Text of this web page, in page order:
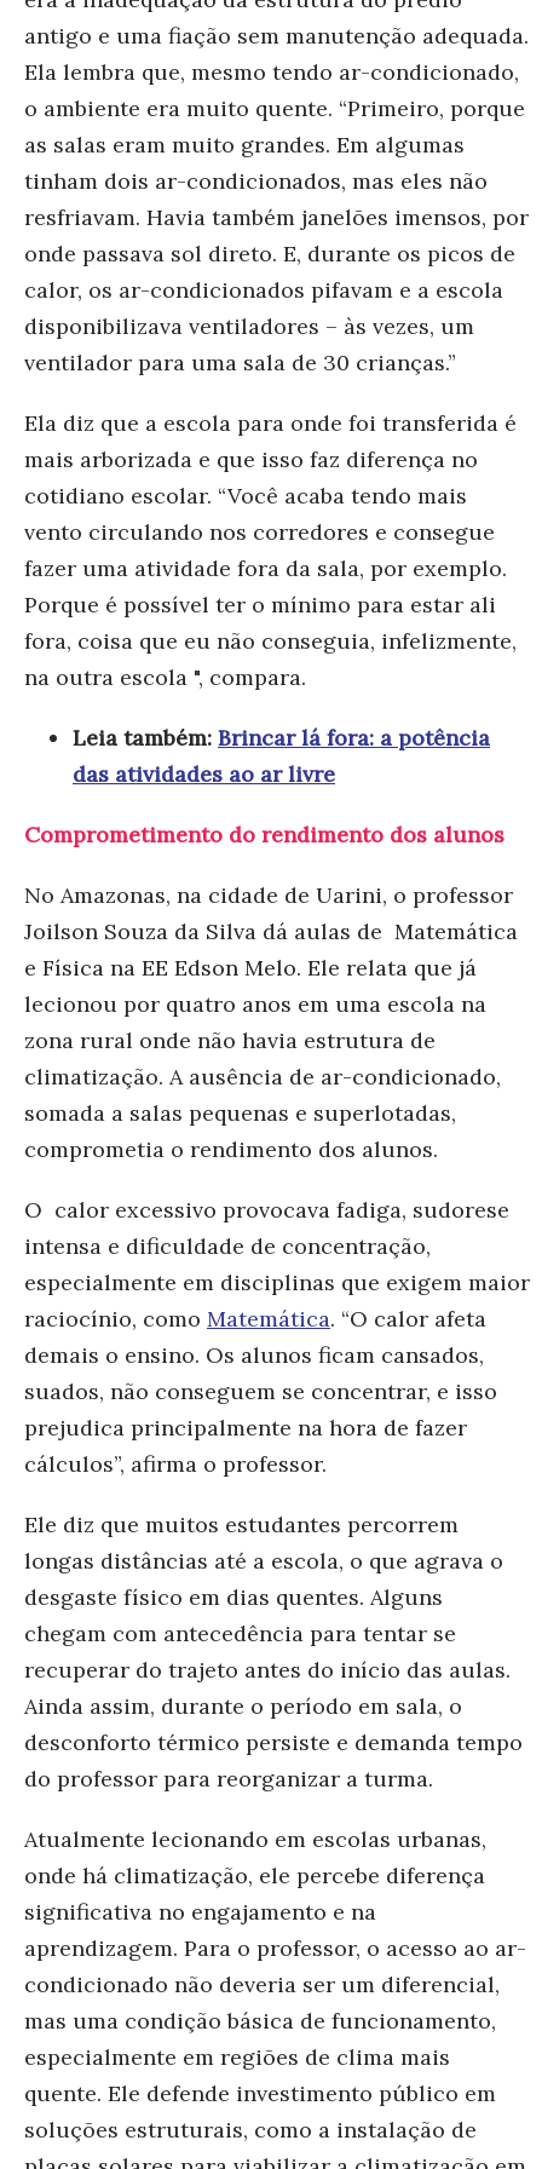
antigo e uma fiação sem manutenção adequada.
Ela lembra que, mesmo tendo ar-condicionado,
o ambiente era muito quente. “Primeiro, porque
as salas eram muito grandes. Em algumas
tinham dois ar-condicionados, mas eles não
resfriavam. Havia também janelões imensos, por
onde passava sol direto. E, durante os picos de
calor, os ar-condicionados pifavam e a escola
disponibilizava ventiladores – às vezes, um
ventilador para uma sala de 30 crianças.”
Ela diz que a escola para onde foi transferida é
mais arborizada e que isso faz diferença no
cotidiano escolar. “Você acaba tendo mais
vento circulando nos corredores e consegue
fazer uma atividade fora da sala, por exemplo.
Porque é possível ter o mínimo para estar ali
fora, coisa que eu não conseguia, infelizmente,
na outra escola ", compara.
Leia também: Brincar lá fora: a potência
das atividades ao ar livre
Comprometimento do rendimento dos alunos
No Amazonas, na cidade de Uarini, o professor
Joilson Souza da Silva dá aulas de Matemática
e Física na EE Edson Melo. Ele relata que já
lecionou por quatro anos em uma escola na
zona rural onde não havia estrutura de
climatização. A ausência de ar-condicionado,
somada a salas pequenas e superlotadas,
comprometia o rendimento dos alunos.
O calor excessivo provocava fadiga, sudorese
intensa e dificuldade de concentração,
especialmente em disciplinas que exigem maior
raciocínio, como Matemática. “O calor afeta
demais o ensino. Os alunos ficam cansados,
suados, não conseguem se concentrar, e isso
prejudica principalmente na hora de fazer
cálculos”, afirma o professor.
Ele diz que muitos estudantes percorrem
longas distâncias até a escola, o que agrava o
desgaste físico em dias quentes. Alguns
chegam com antecedência para tentar se
recuperar do trajeto antes do início das aulas.
Ainda assim, durante o período em sala, o
desconforto térmico persiste e demanda tempo
do professor para reorganizar a turma.
Atualmente lecionando em escolas urbanas,
onde há climatização, ele percebe diferença
significativa no engajamento e na
aprendizagem. Para o professor, o acesso ao ar-
condicionado não deveria ser um diferencial,
mas uma condição básica de funcionamento,
especialmente em regiões de clima mais
quente. Ele defende investimento público em
soluções estruturais, como a instalação de